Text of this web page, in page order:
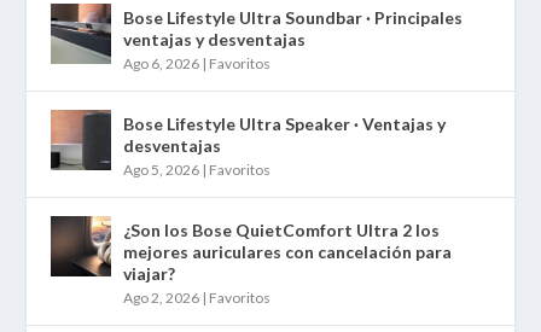
Bose Lifestyle Ultra Soundbar · Principales
ventajas y desventajas
Ago 6, 2026 | Favoritos
Bose Lifestyle Ultra Speaker · Ventajas y
desventajas
Ago 5, 2026 | Favoritos
¿Son los Bose QuietComfort Ultra 2 los
mejores auriculares con cancelación para
viajar?
Ago 2, 2026 | Favoritos